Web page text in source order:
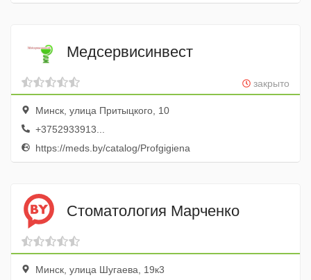
Медсервисинвест
закрыто
Минск, улица Притыцкого, 10
+3752933913...
https://meds.by/catalog/Profgigiena
Стоматология Марченко
Минск, улица Шугаева, 19к3